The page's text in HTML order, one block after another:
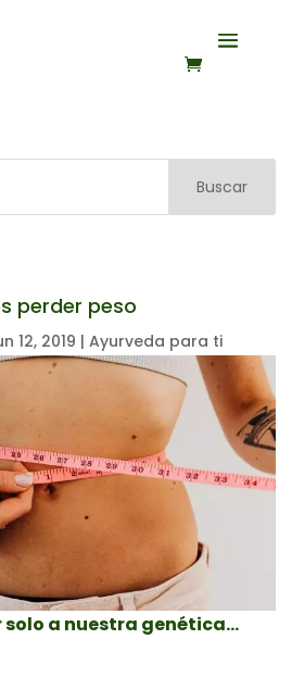
Buscar
perder peso
12, 2019 | Ayurveda para ti
solo a nuestra genética…